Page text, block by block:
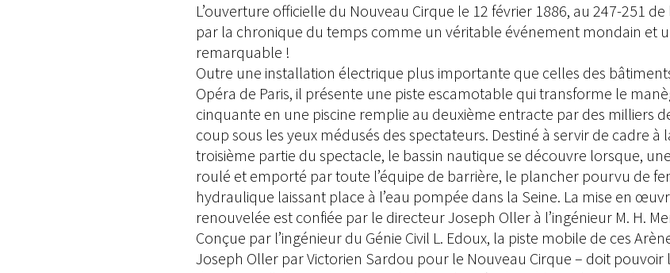
L’ouverture officielle du Nouveau Cirque le 12 février 1886, au 247-251
par la chronique du temps comme un véritable événement mondain et
remarquable !
Outre une installation électrique plus importante que celles des
Opéra de Paris, il présente une piste escamotable qui transforme le
cinquante en une piscine remplie au deuxième entracte par des milliers
coup sous les yeux médusés des spectateurs. Destiné à servir de cadre
troisième partie du spectacle, le bassin nautique se découvre lorsque,
roulé et emporté par toute l’équipe de barrière, le plancher pourvu de
hydraulique laissant place à l’eau pompée dans la Seine. La mise en
renouvelée est confiée par le directeur Joseph Oller à l’ingénieur M. H.
Conçue par l’ingénieur du Génie Civil L. Edoux, la piste mobile de ces
Joseph Oller par Victorien Sardou pour le Nouveau Cirque – doit pouvoir